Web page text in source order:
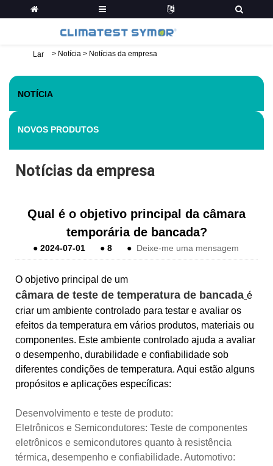
Lar > Notícia > Notícias da empresa
NOTÍCIA
NOVOS PRODUTOS
Notícias da empresa
Qual é o objetivo principal da câmara
temporária de bancada?
●2024-07-01 ●8 ● Deixe-me uma mensagem
O objetivo principal de um
câmara de teste de temperatura de bancada é
criar um ambiente controlado para testar e avaliar os
efeitos da temperatura em vários produtos, materiais ou
componentes. Este ambiente controlado ajuda a avaliar
o desempenho, durabilidade e confiabilidade sob
diferentes condições de temperatura. Aqui estão alguns
propósitos e aplicações específicas:
Desenvolvimento e teste de produto:
Eletrônicos e Semicondutores: Teste de componentes
eletrônicos e semicondutores quanto à resistência
térmica, desempenho e confiabilidade. Automotivo: